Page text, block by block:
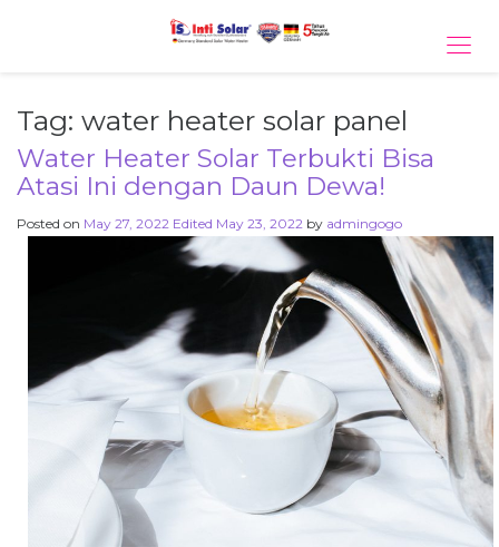
Tag: water heater solar panel
Water Heater Solar Terbukti Bisa
Atasi Ini dengan Daun Dewa!
Posted on May 27, 2022 Edited May 23, 2022 by admingogo